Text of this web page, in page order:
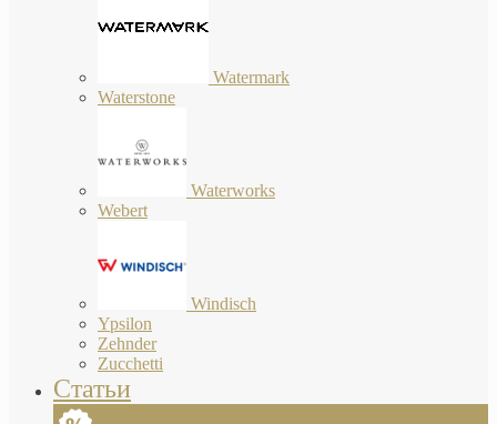
Watermark
Waterstone
Waterworks
Webert
Windisch
Ypsilon
Zehnder
Zucchetti
Статьи